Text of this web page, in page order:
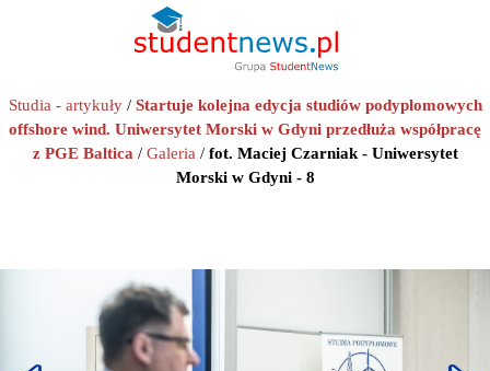
Studia - artykuły/ Startuje kolejna edycja studiów podyplomowych
offshore wind. Uniwersytet Morski w Gdyni przedłuża współpracę
z PGE Baltica / Galeria / fot. Maciej Czarniak - Uniwersytet
Morski w Gdyni - 8